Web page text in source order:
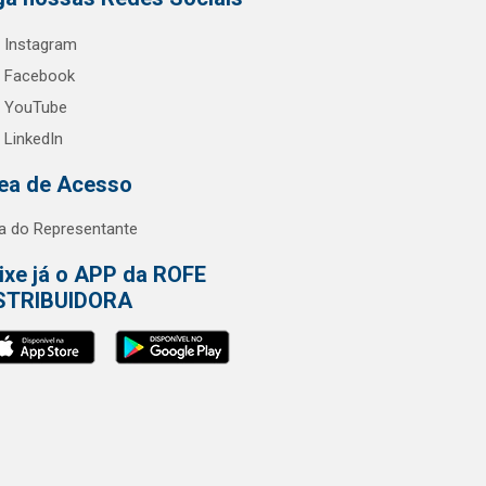
Instagram
Facebook
YouTube
LinkedIn
de Acesso
do Representante
já o APP da ROFE